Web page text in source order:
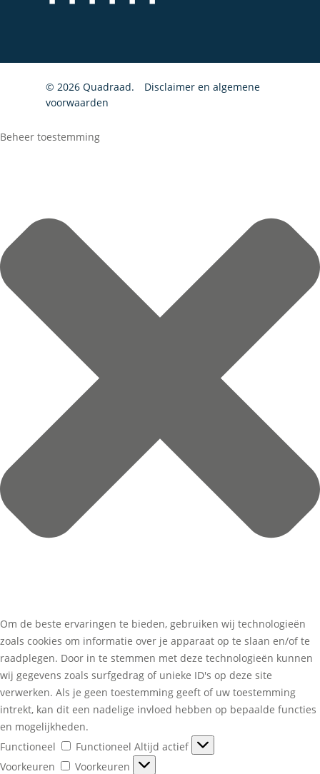
© 2026 Quadraad.
Disclaimer en algemene
voorwaarden
Beheer toestemming
Om de beste ervaringen te bieden, gebruiken wij technologieën
zoals cookies om informatie over je apparaat op te slaan en/of te
raadplegen. Door in te stemmen met deze technologieën kunnen
wij gegevens zoals surfgedrag of unieke ID's op deze site
verwerken. Als je geen toestemming geeft of uw toestemming
intrekt, kan dit een nadelige invloed hebben op bepaalde functies
en mogelijkheden.
Functioneel
Functioneel Altijd actief
Voorkeuren
Voorkeuren